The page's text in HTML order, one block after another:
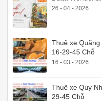
26 - 04 - 2026
Thuê xe Quãng
16-29-45 Chỗ
16 - 03 - 2026
Thuê xe Quy
29-45 Chỗ